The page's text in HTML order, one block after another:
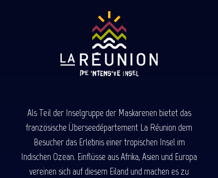
Als Teil der Inselgruppe der Maskarenen bietet das
französische Überseedépartement La Réunion dem
Besucher das Erlebnis einer tropischen Insel im
Indischen Ozean. Einflüsse aus Afrika, Asien und Europa
vereinen sich auf diesem Eiland und machen es zu